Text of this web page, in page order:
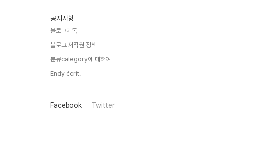
공지사항
블로그기록
블로그 저작권 정책
분류category에 대하여
Endy écrit.
페
Facebook Twitter